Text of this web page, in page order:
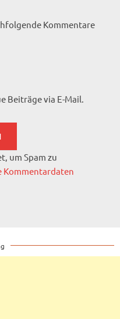
Kommentare
Beiträge via E-Mail.
um Spam zu
Kommentardaten